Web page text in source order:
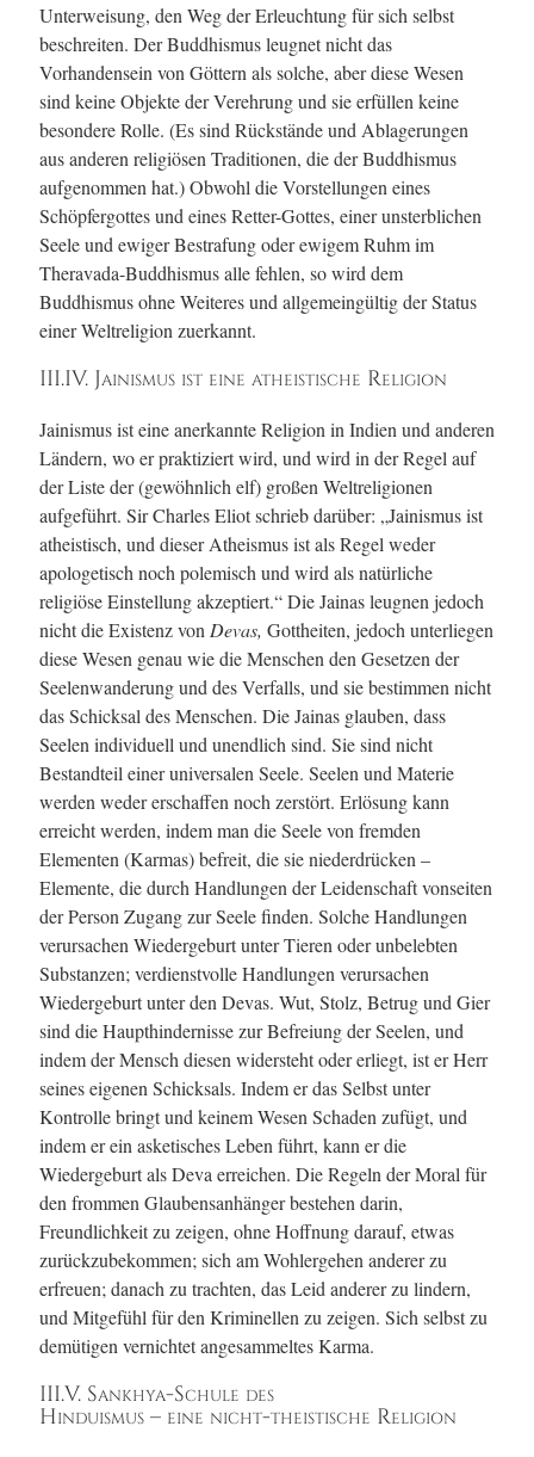
Unterweisung, den Weg der Erleuchtung für sich selbst
beschreiten. Der Buddhismus leugnet nicht das
Vorhandensein von Göttern als solche, aber diese Wesen
sind keine Objekte der Verehrung und sie erfüllen keine
besondere Rolle. (Es sind Rückstände und Ablagerungen
aus anderen religiösen Traditionen, die der Buddhismus
aufgenommen hat.) Obwohl die Vorstellungen eines
Schöpfergottes und eines Retter-Gottes, einer unsterblichen
Seele und ewiger Bestrafung oder ewigem Ruhm im
Theravada-Buddhismus alle fehlen, so wird dem
Buddhismus ohne Weiteres und allgemeingültig der Status
einer Weltreligion zuerkannt.
III.IV. Jainismus ist eine atheistische Religion
Jainismus ist eine anerkannte Religion in Indien und anderen
Ländern, wo er praktiziert wird, und wird in der Regel auf
der Liste der (gewöhnlich elf) großen Weltreligionen
aufgeführt. Sir Charles Eliot schrieb darüber: „Jainismus ist
atheistisch, und dieser Atheismus ist als Regel weder
apologetisch noch polemisch und wird als natürliche
religiöse Einstellung akzeptiert.“ Die Jainas leugnen jedoch
nicht die Existenz von Devas, Gottheiten, jedoch unterliegen
diese Wesen genau wie die Menschen den Gesetzen der
Seelenwanderung und des Verfalls, und sie bestimmen nicht
das Schicksal des Menschen. Die Jainas glauben, dass
Seelen individuell und unendlich sind. Sie sind nicht
Bestandteil einer universalen Seele. Seelen und Materie
werden weder erschaffen noch zerstört. Erlösung kann
erreicht werden, indem man die Seele von fremden
Elementen (Karmas) befreit, die sie niederdrücken –
Elemente, die durch Handlungen der Leidenschaft vonseiten
der Person Zugang zur Seele finden. Solche Handlungen
verursachen Wiedergeburt unter Tieren oder unbelebten
Substanzen; verdienstvolle Handlungen verursachen
Wiedergeburt unter den Devas. Wut, Stolz, Betrug und Gier
sind die Haupthindernisse zur Befreiung der Seelen, und
indem der Mensch diesen widersteht oder erliegt, ist er Herr
seines eigenen Schicksals. Indem er das Selbst unter
Kontrolle bringt und keinem Wesen Schaden zufügt, und
indem er ein asketisches Leben führt, kann er die
Wiedergeburt als Deva erreichen. Die Regeln der Moral für
den frommen Glaubensanhänger bestehen darin,
Freundlichkeit zu zeigen, ohne Hoffnung darauf, etwas
zurückzubekommen; sich am Wohlergehen anderer zu
erfreuen; danach zu trachten, das Leid anderer zu lindern,
und Mitgefühl für den Kriminellen zu zeigen. Sich selbst zu
demütigen vernichtet angesammeltes Karma.
III.V. Sankhya-Schule des
Hinduismus – eine nicht-theistische Religion